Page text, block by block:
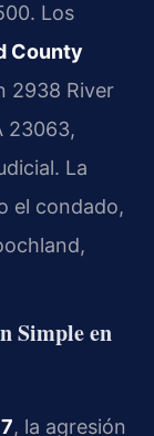
Los
County
2938 River
23063,
La
el condado,
Simple en
, la agresión